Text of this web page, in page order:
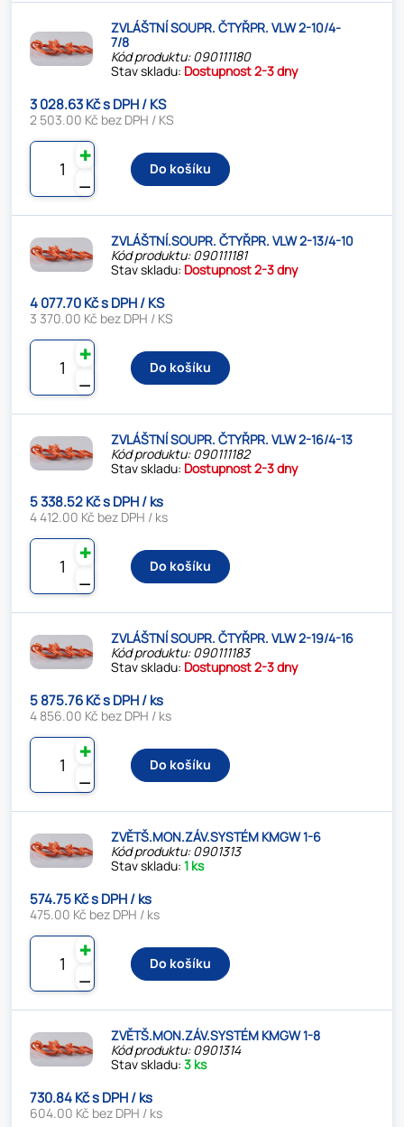
ZVLÁŠTNÍ SOUPR. ČTYŘPR. VLW 2-10/4-
7/8
Kód produktu: 090111180
Stav skladu: Dostupnost 2-3 dny
3 028.63 Kč s DPH / KS
2 503.00 Kč bez DPH / KS
⚊
✚
Do košíku
ZVLÁŠTNÍ.SOUPR. ČTYŘPR. VLW 2-13/4-10
Kód produktu: 090111181
Stav skladu: Dostupnost 2-3 dny
4 077.70 Kč s DPH / KS
3 370.00 Kč bez DPH / KS
⚊
✚
Do košíku
ZVLÁŠTNÍ SOUPR. ČTYŘPR. VLW 2-16/4-13
Kód produktu: 090111182
Stav skladu: Dostupnost 2-3 dny
5 338.52 Kč s DPH / ks
4 412.00 Kč bez DPH / ks
⚊
✚
Do košíku
ZVLÁŠTNÍ SOUPR. ČTYŘPR. VLW 2-19/4-16
Kód produktu: 090111183
Stav skladu: Dostupnost 2-3 dny
5 875.76 Kč s DPH / ks
4 856.00 Kč bez DPH / ks
⚊
✚
Do košíku
ZVĚTŠ.MON.ZÁV.SYSTÉM KMGW 1-6
Kód produktu: 0901313
Stav skladu:1 ks
574.75 Kč s DPH / ks
475.00 Kč bez DPH / ks
⚊
✚
Do košíku
ZVĚTŠ.MON.ZÁV.SYSTÉM KMGW 1-8
Kód produktu: 0901314
Stav skladu:3 ks
730.84 Kč s DPH / ks
604.00 Kč bez DPH / ks